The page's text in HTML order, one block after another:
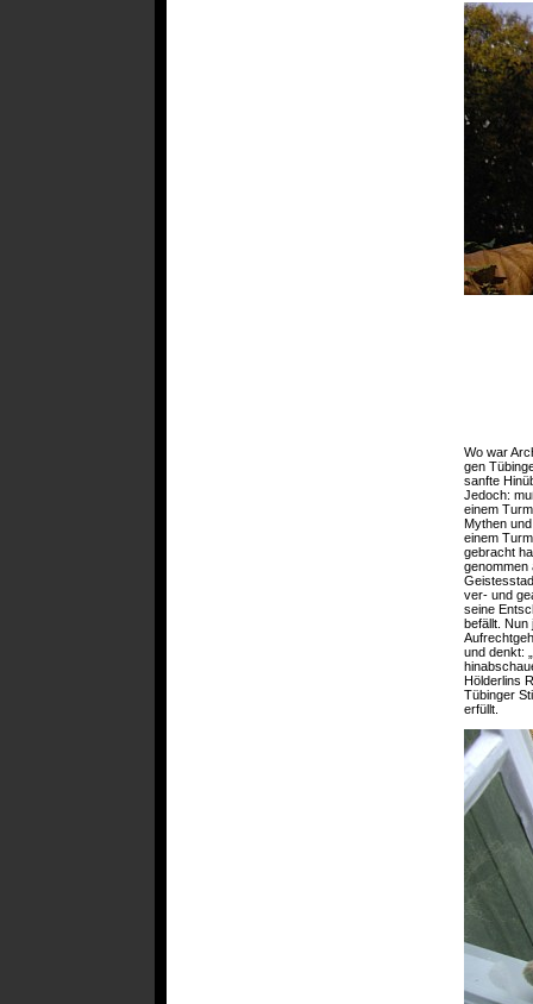
Wo war
gen
sanfte
Jedoch:
einem
Mythen
einem
gebracht
genommen
ver- und
seine
befällt.
und denkt:
Hölderlins
Tübinger
erfüllt.